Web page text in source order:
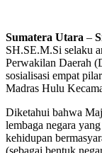
Sumatera Utara –
SH.SE.M.Si selaku
Perwakilan Daerah
sosialisasi empat
Madras Hulu
Diketahui bahwa
lembaga negara
kehidupan
(sebagai bentuk